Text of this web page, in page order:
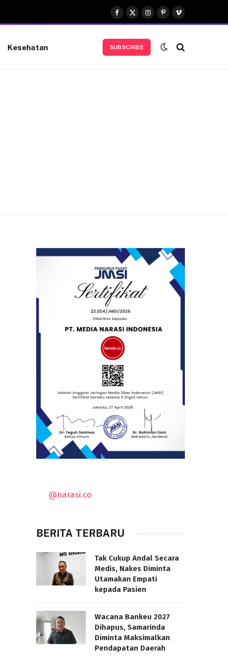
Facebook
X
(Twitter)
Instagram
Pinterest
Vimeo
Kesehatan SUBSCRIBE
@narasi.co
BERITA TERBARU
Tak Cukup Andal Secara
Medis, Nakes Diminta
Utamakan Empati
kepada Pasien
Wacana Bankeu 2027
Dihapus, Samarinda
Diminta Maksimalkan
Pendapatan Daerah